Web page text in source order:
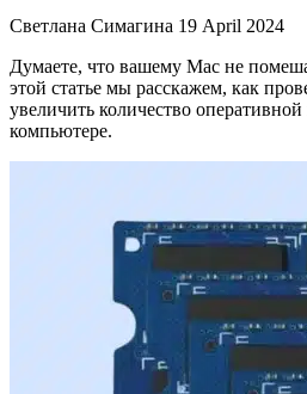
Светлана Симагина 19 April 2024
Думаете, что вашему Mac не
этой статье мы расскажем, как
увеличить количество
компьютере.